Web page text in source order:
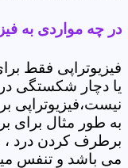
در چه مواردی به
فیزیوتراپی فقط
یا دچار شکستگی
نیست،فیزیوتراپی
به طور مثال
برطرف کردن درد ،
می باشد و تنفس